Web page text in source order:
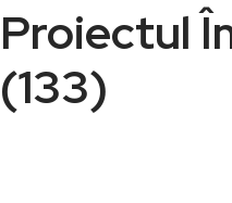
Proiectul
(133)